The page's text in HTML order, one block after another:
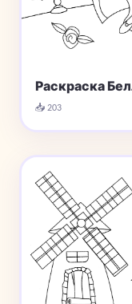
Раскраска
📥 203